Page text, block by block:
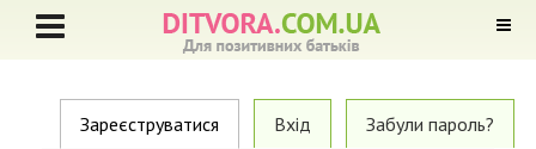
Primary tabs
Зареєструватися (active tab)
Вхід Забули пароль?